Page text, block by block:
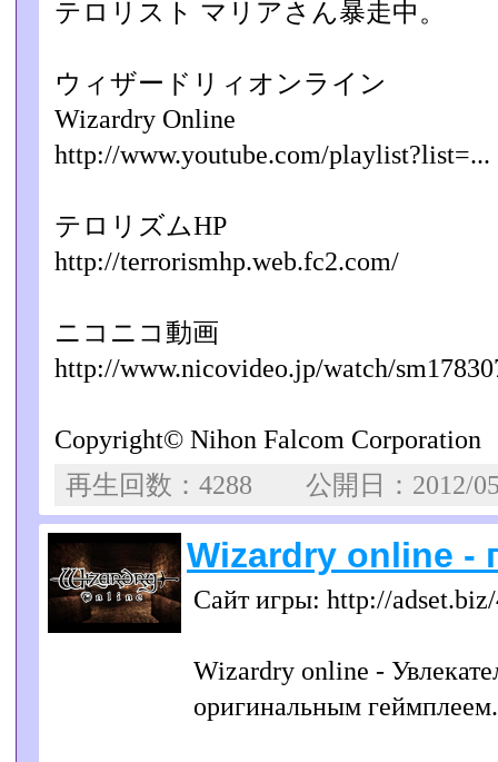
テロリスト マリアさん暴走中。
ウィザードリィオンライン
Wizardry Online
http://www.youtube.com/playlist?list=...
テロリズムHP
http://terrorismhp.web.fc2.com/
ニコニコ動画
http://www.nicovideo.jp/watch/
Copyright© Nihon Falcom Corporation
再生回数：4288 公開日：
Wizardry online -
Сайт игры: http://
Wizardry online -
оригинальным геймплеем.